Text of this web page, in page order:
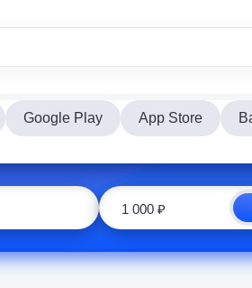
Google Play App Store